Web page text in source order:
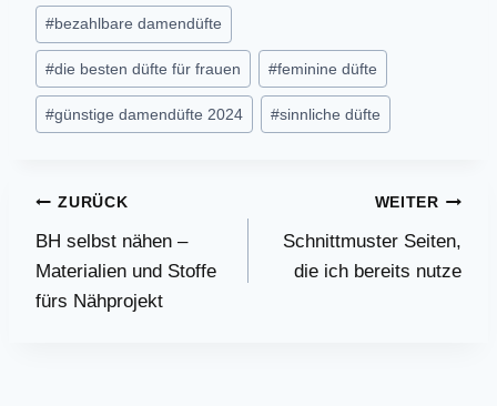
Schlagworte:
#bezahlbare damendüfte
#die besten düfte für frauen #feminine düfte
#günstige damendüfte 2024 #sinnliche düfte
Beitragsnavigation
ZURÜCK
BH selbst nähen –
Materialien und Stoffe
fürs Nähprojekt
WEITER
Schnittmuster Seiten,
die ich bereits nutze